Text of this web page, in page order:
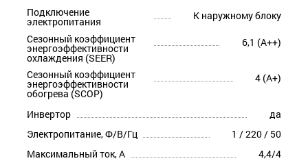
Подключение
электропитания
К наружному блоку
Сезонный коэффициент
энергоэффективности
охлаждения (SEER)
6,1 (A++)
Сезонный коэффициент
энергоэффективности
обогрева (SCOP)
4 (A+)
Инвертор
да
Электропитание, Ф/В/Гц
1 / 220 / 50
Максимальный ток, А
4,4/4